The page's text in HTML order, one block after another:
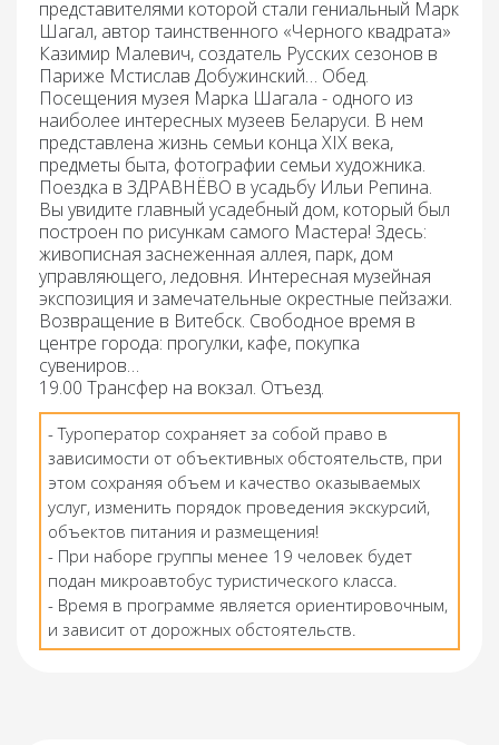
представителями которой стали гениальный Марк
Шагал, автор таинственного «Черного квадрата»
Казимир Малевич, создатель Русских сезонов в
Париже Мстислав Добужинский… Обед.
Посещения музея Марка Шагала - одного из
наиболее интересных музеев Беларуси. В нем
представлена жизнь семьи конца XIX века,
предметы быта, фотографии семьи художника.
Поездка в ЗДРАВНЁВО в усадьбу Ильи Репина.
Вы увидите главный усадебный дом, который был
построен по рисункам самого Мастера! Здесь:
живописная заснеженная аллея, парк, дом
управляющего, ледовня. Интересная музейная
экспозиция и замечательные окрестные пейзажи.
Возвращение в Витебск. Свободное время в
центре города: прогулки, кафе, покупка
сувениров…
19.00 Трансфер на вокзал. Отъезд.
- Туроператор сохраняет за собой право в
зависимости от объективных обстоятельств, при
этом сохраняя объем и качество оказываемых
услуг, изменить порядок проведения экскурсий,
объектов питания и размещения!
- При наборе группы менее 19 человек будет
подан микроавтобус туристического класса.
- Время в программе является ориентировочным,
и зависит от дорожных обстоятельств.